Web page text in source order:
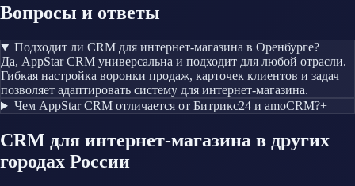
Вопросы и ответы
Подходит ли CRM для интернет-магазина в Оренбурге?+
Да, AppStar CRM универсальна и подходит для любой отрасли.
Гибкая настройка воронки продаж, карточек клиентов и задач
позволяет адаптировать систему для интернет-магазина.
Чем AppStar CRM отличается от Битрикс24 и amoCRM?+
CRM для интернет-магазина в других
городах России